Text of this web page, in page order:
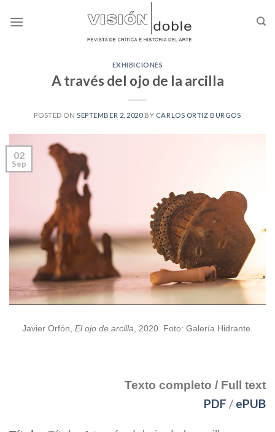
EXHIBICIONES
A través del ojo de la arcilla
POSTED ON SEPTEMBER 2, 2020BY CARLOS ORTIZ BURGOS
02
Sep
Javier Orfón, El ojo de arcilla , 2020. Foto: Galería Hidrante.
Texto completo / Full text
PDF / ePUB